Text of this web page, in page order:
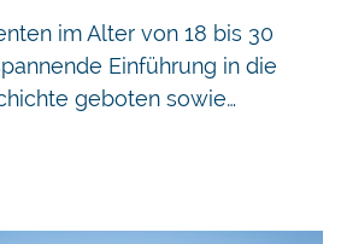
von Ars
von «Nachhaltig. Ethisch.
Unternehmen und
auf den verbreiteten Mythos
heute stärker durch die
werde als zu früheren Zeiten.
im Alter von 18 bis 30
Einführung in die
geboten sowie…